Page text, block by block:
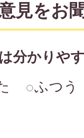
見をお
分かりや
ふつう